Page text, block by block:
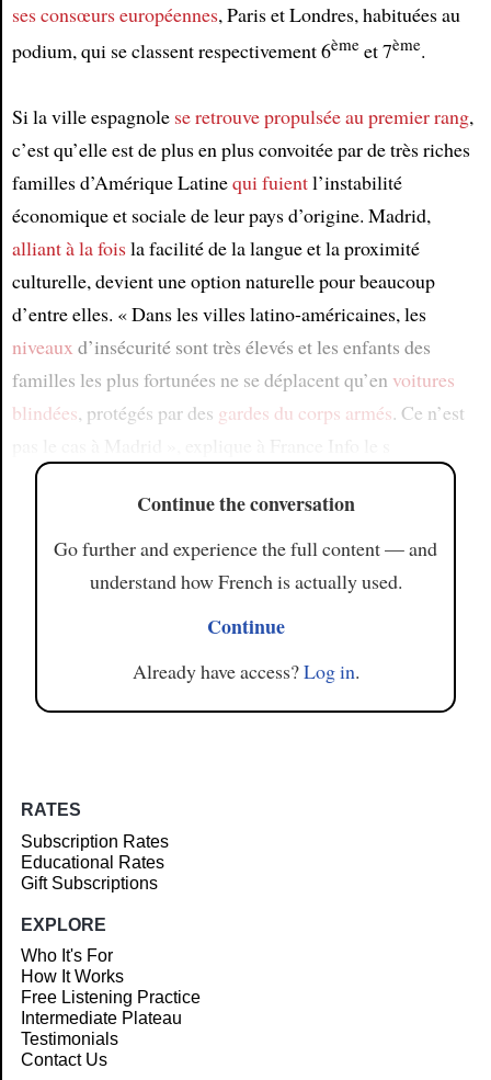
ses consœurs européennes, Paris et Londres, habituées au
podium, qui se classent respectivement 6èmeet 7ème.
Si la ville espagnole se retrouve propulsée au premier rang,
c’est qu’elle est de plus en plus convoitée par de très riches
familles d’Amérique Latinequi fuientl’instabilité
économique et sociale de leur pays d’origine. Madrid,
alliant à la foisla facilité de la langue et la proximité
culturelle, devient une option naturelle pour beaucoup
d’entre elles. « Dans les villes latino-américaines, les
niveaux d’insécurité sont très élevés et les enfants des
familles les plus fortunées ne se déplacent qu’en voitures
blindées, protégés par des gardes du corps armés. Ce n’est
Continue the conversation
Go further and experience the full content — and
understand how French is actually used.
Continue
Already have access?Log in.
RATES
Subscription Rates
Educational Rates
Gift Subscriptions
EXPLORE
Who It's For
How It Works
Free Listening Practice
Intermediate Plateau
Testimonials
Contact Us